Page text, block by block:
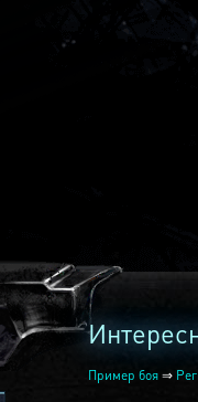
Пример боя ⇒